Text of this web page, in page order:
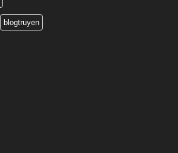
blogtruyen